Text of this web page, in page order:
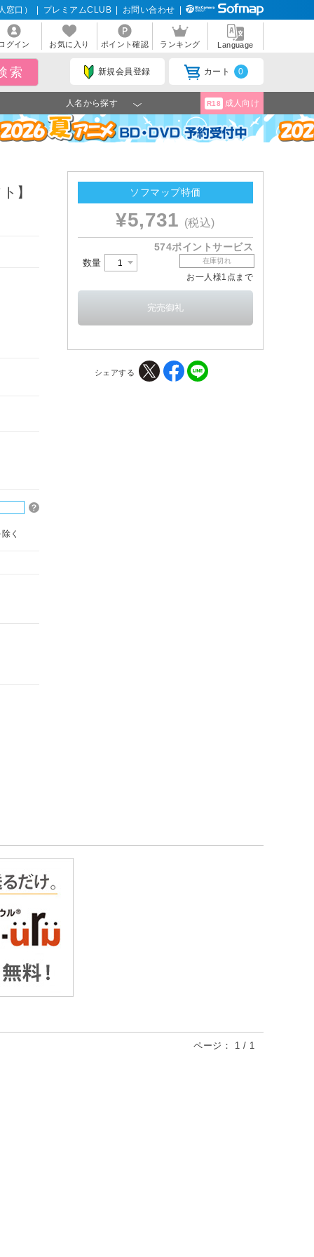
窓口） プレミアムCLUB お問い合わせ
ログイン お気に入り ポイント確認 ランキング Language
新規会員登録 カート 0
人名から探す R18 成人向け
】
く
ソフマップ特価
¥5,731 (税込)
574ポイントサービス
数量 在庫切れ
お一人様1点まで
シェアする
ページ： 1 / 1